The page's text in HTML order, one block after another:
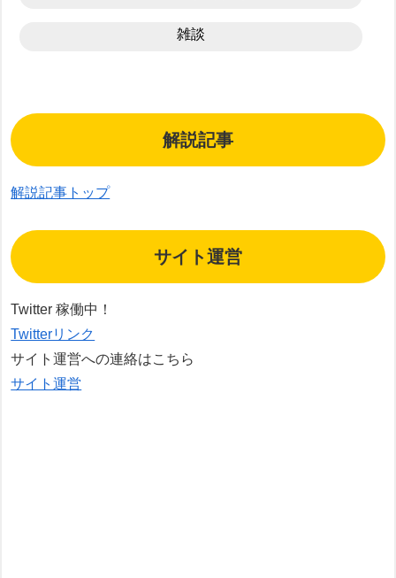
雑談
解説記事
解説記事トップ
サイト運営
Twitter 稼働中！
Twitterリンク
サイト運営への連絡はこちら
サイト運営